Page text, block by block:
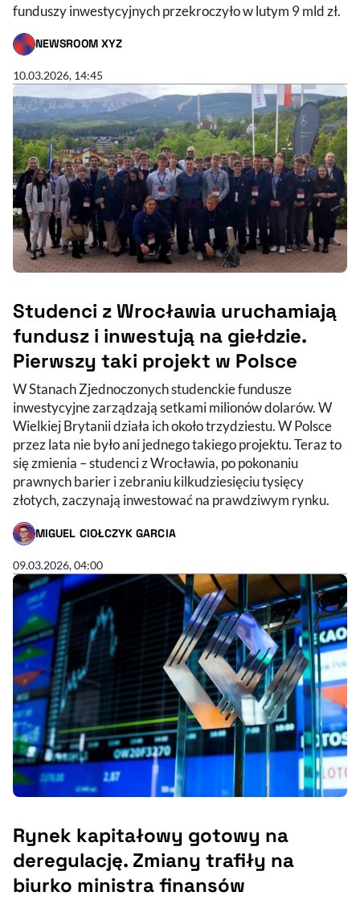
funduszy inwestycyjnych przekroczyło w lutym 9 mld zł.
NEWSROOM XYZ
- AUTOR ARTYKUŁU - PROFIL
10.03.2026, 14:45
Studenci z Wrocławia uruchamiają
fundusz i inwestują na giełdzie.
Pierwszy taki projekt w Polsce
W Stanach Zjednoczonych studenckie fundusze
inwestycyjne zarządzają setkami milionów dolarów. W
Wielkiej Brytanii działa ich około trzydziestu. W Polsce
przez lata nie było ani jednego takiego projektu. Teraz to
się zmienia – studenci z Wrocławia, po pokonaniu
prawnych barier i zebraniu kilkudziesięciu tysięcy
złotych, zaczynają inwestować na prawdziwym rynku.
MIGUEL CIOŁCZYK GARCIA
- AUTOR ARTYKUŁU - PROFIL
09.03.2026, 04:00
Rynek kapitałowy gotowy na
deregulację. Zmiany trafiły na
biurko ministra finansów